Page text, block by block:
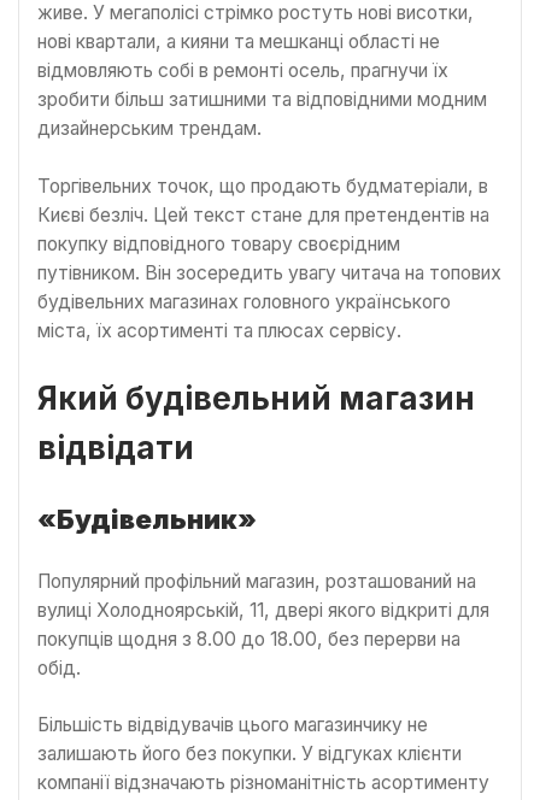
живе. У мегаполісі стрімко ростуть нові висотки,
нові квартали, а кияни та мешканці області не
відмовляють собі в ремонті осель, прагнучи їх
зробити більш затишними та відповідними модним
дизайнерським трендам.
Торгівельних точок, що продають будматеріали, в
Києві безліч. Цей текст стане для претендентів на
покупку відповідного товару своєрідним
путівником. Він зосередить увагу читача на топових
будівельних магазинах головного українського
міста, їх асортименті та плюсах сервісу.
Який будівельний магазин
відвідати
«Будівельник»
Популярний профільний магазин, розташований на
вулиці Холодноярській, 11, двері якого відкриті для
покупців щодня з 8.00 до 18.00, без перерви на
обід.
Більшість відвідувачів цього магазинчику не
залишають його без покупки. У відгуках клієнти
компанії відзначають різноманітність асортименту